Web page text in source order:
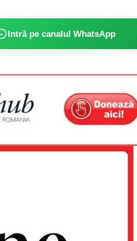
Intră pe canalul WhatsApp